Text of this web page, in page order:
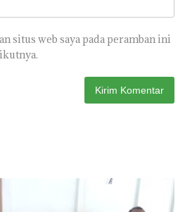
situs web saya pada peramban ini